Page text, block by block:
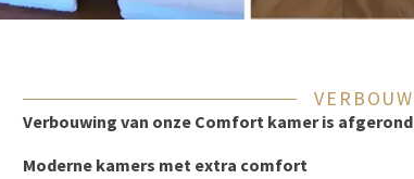
Verbouwing van onze Comfort kamer is afgerond
Moderne kamers met extra comfort